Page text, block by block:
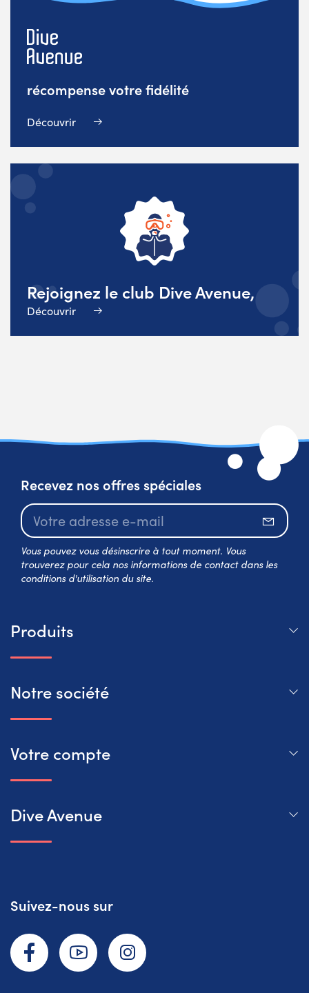
récompense votre fidélité
Découvrir
Rejoignez le club Dive Avenue,
Découvrir
Recevez nos offres spéciales
Vous pouvez vous désinscrire à tout moment. Vous
trouverez pour cela nos informations de contact dans les
conditions d'utilisation du site.
Produits
Notre société
Votre compte
Dive Avenue
Suivez-nous sur